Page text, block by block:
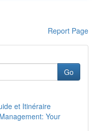
Report Page
Go
et Itinéraire
Your